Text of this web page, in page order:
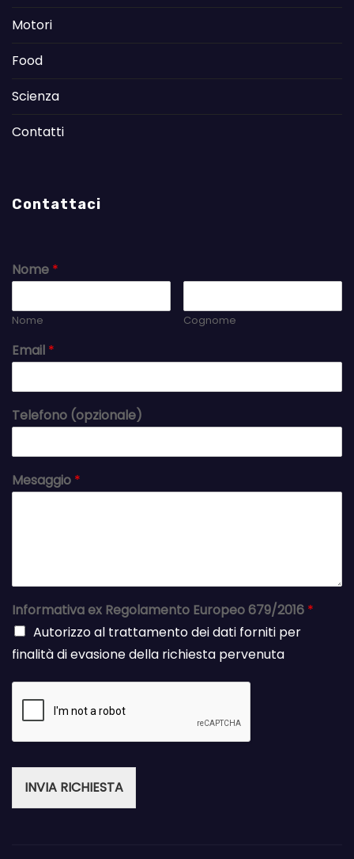
Motori
Food
Scienza
Contatti
Contattaci
Nome *
Nome Cognome
Email *
Telefono (opzionale)
Mesaggio *
Informativa ex Regolamento Europeo 679/2016 *
Autorizzo al trattamento dei dati forniti per
finalità di evasione della richiesta pervenuta
INVIA RICHIESTA